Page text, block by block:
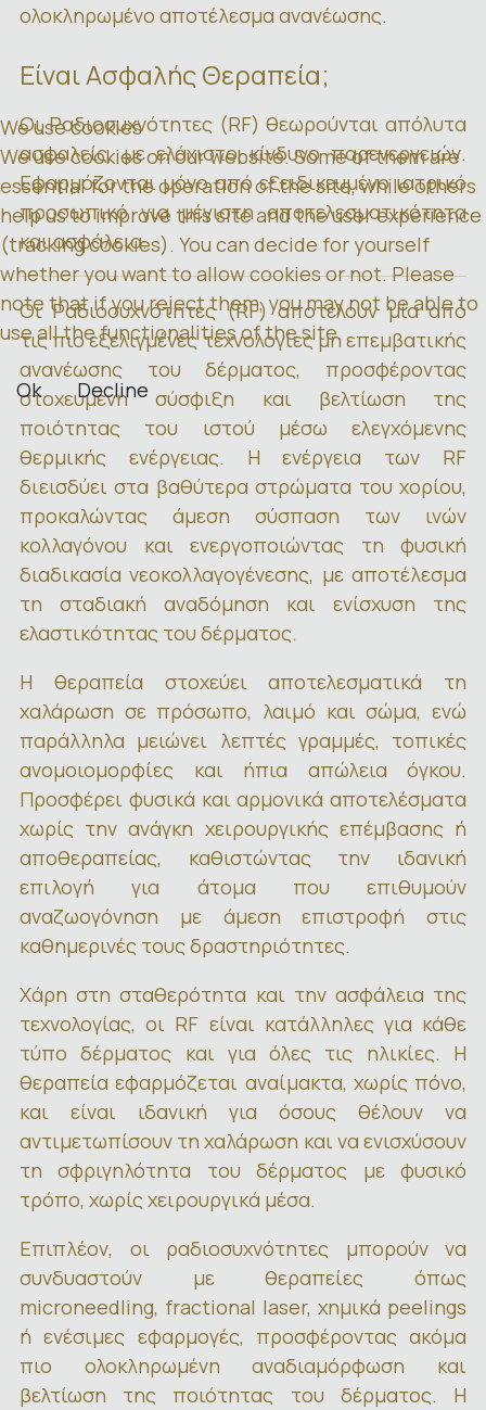
ολοκληρωμένο αποτέλεσμα ανανέωσης.
Είναι Ασφαλής Θεραπεία;
Οι Ραδιοσυχνότητες (RF) θεωρούνται απόλυτα
ασφαλείς, με ελάχιστο κίνδυνο παρενεργειών.
Εφαρμόζονται μόνο από εξειδικευμένο ιατρικό
προσωπικό για μέγιστη αποτελεσματικότητα
και ασφάλεια.
Οι Ραδιοσυχνότητες (RF) αποτελούν μία από
τις πιο εξελιγμένες τεχνολογίες μη επεμβατικής
ανανέωσης του δέρματος, προσφέροντας
στοχευμένη σύσφιξη και βελτίωση της
ποιότητας του ιστού μέσω ελεγχόμενης
θερμικής ενέργειας. Η ενέργεια των RF
διεισδύει στα βαθύτερα στρώματα του χορίου,
προκαλώντας άμεση σύσπαση των ινών
κολλαγόνου και ενεργοποιώντας τη φυσική
διαδικασία νεοκολλαγογένεσης, με αποτέλεσμα
τη σταδιακή αναδόμηση και ενίσχυση της
ελαστικότητας του δέρματος.
Η θεραπεία στοχεύει αποτελεσματικά τη
χαλάρωση σε πρόσωπο, λαιμό και σώμα, ενώ
παράλληλα μειώνει λεπτές γραμμές, τοπικές
ανομοιομορφίες και ήπια απώλεια όγκου.
Προσφέρει φυσικά και αρμονικά αποτελέσματα
χωρίς την ανάγκη χειρουργικής επέμβασης ή
αποθεραπείας, καθιστώντας την ιδανική
επιλογή για άτομα που επιθυμούν
αναζωογόνηση με άμεση επιστροφή στις
καθημερινές τους δραστηριότητες.
Χάρη στη σταθερότητα και την ασφάλεια της
τεχνολογίας, οι RF είναι κατάλληλες για κάθε
τύπο δέρματος και για όλες τις ηλικίες. Η
θεραπεία εφαρμόζεται αναίμακτα, χωρίς πόνο,
και είναι ιδανική για όσους θέλουν να
αντιμετωπίσουν τη χαλάρωση και να ενισχύσουν
τη σφριγηλότητα του δέρματος με φυσικό
τρόπο, χωρίς χειρουργικά μέσα.
Επιπλέον, οι ραδιοσυχνότητες μπορούν να
συνδυαστούν με θεραπείες όπως
microneedling, fractional laser, χημικά peelings
ή ενέσιμες εφαρμογές, προσφέροντας ακόμα
πιο ολοκληρωμένη αναδιαμόρφωση και
βελτίωση της ποιότητας του δέρματος. Η
We use cookies
We use cookies on our website. Some of them are
essential for the operation of the site, while others
help us to improve this site and the user experience
(tracking cookies). You can decide for yourself
whether you want to allow cookies or not. Please
note that if you reject them, you may not be able to
use all the functionalities of the site.
Ok Decline